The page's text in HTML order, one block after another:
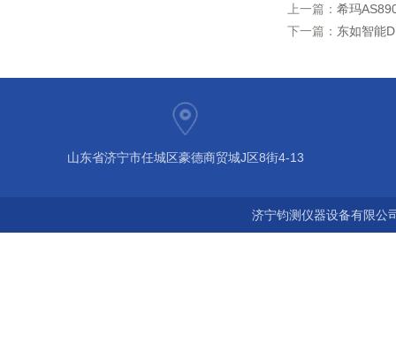
上一篇： 希玛
下一篇： 东如智能
山东省济宁市任城区豪德商贸城J区8街4-13
济宁钧测仪器设备有限